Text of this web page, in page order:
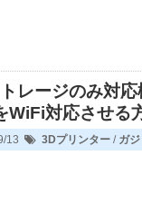
レージのみ対
WiFi対応させる
13 3Dプリンター / ガ